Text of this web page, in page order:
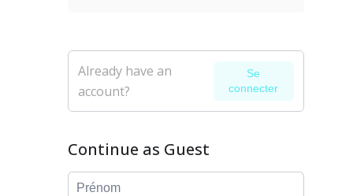
Already have an
account?
Se
connecter
Continue as Guest